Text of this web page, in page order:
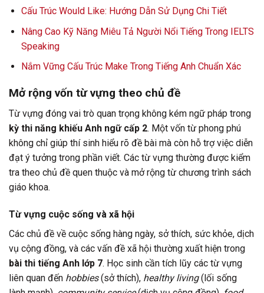
Cấu Trúc Would Like: Hướng Dẫn Sử Dụng Chi Tiết
Nâng Cao Kỹ Năng Miêu Tả Người Nổi Tiếng Trong IELTS
Speaking
Nắm Vững Cấu Trúc Make Trong Tiếng Anh Chuẩn Xác
Mở rộng vốn từ vựng theo chủ đề
Từ vựng đóng vai trò quan trọng không kém ngữ pháp trong
kỳ thi năng khiếu Anh ngữ cấp 2. Một vốn từ phong phú
không chỉ giúp thí sinh hiểu rõ đề bài mà còn hỗ trợ việc diễn
đạt ý tưởng trong phần viết. Các từ vựng thường được kiểm
tra theo chủ đề quen thuộc và mở rộng từ chương trình sách
giáo khoa.
Từ vựng cuộc sống và xã hội
Các chủ đề về cuộc sống hàng ngày, sở thích, sức khỏe, dịch
vụ cộng đồng, và các vấn đề xã hội thường xuất hiện trong
bài thi tiếng Anh lớp 7. Học sinh cần tích lũy các từ vựng
liên quan đến hobbies(sở thích), healthy living(lối sống